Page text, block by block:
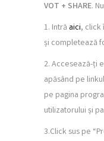
VOT + SHARE.
1. Intră aici, click
și completează
2. Accesează-ți
apăsând pe
pe pagina
utilizatorului și
3.Click sus pe